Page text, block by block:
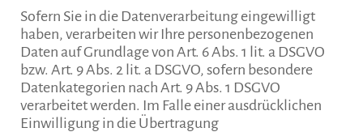
Sofern Sie in die Datenverarbeitung eingewilligt
haben, verarbeiten wir Ihre personenbezogenen
Daten auf Grundlage von Art. 6 Abs. 1 lit. a DSGVO
bzw. Art. 9 Abs. 2 lit. a DSGVO, sofern besondere
Datenkategorien nach Art. 9 Abs. 1 DSGVO
verarbeitet werden. Im Falle einer ausdrücklichen
Einwilligung in die Übertragung